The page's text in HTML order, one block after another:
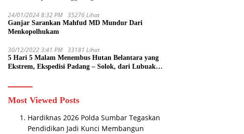
24/01/2024 8:32 PM 35276 Lihat
Ganjar Sarankan Mahfud MD Mundur Dari
Menkopolhukam
30/12/2022 3:41 PM 33181 Lihat
5 Hari 5 Malam Menembus Hutan Belantara yang
Ekstrem, Ekspedisi Padang – Solok, dari Lubuak
Most Viewed Posts
Hardiknas 2026 Polda Sumbar Tegaskan
Pendidikan Jadi Kunci Membangun